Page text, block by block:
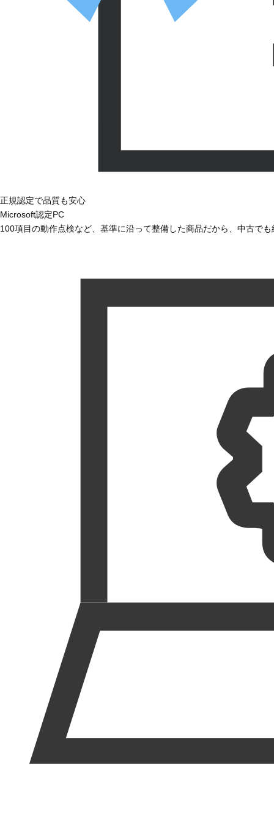
正規認定で品質も安心
Microsoft認定PC
100項目の動作点検など、基準に沿って整備した商品だから、中古で